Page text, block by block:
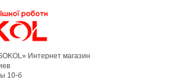
Интернет магазин
10-б